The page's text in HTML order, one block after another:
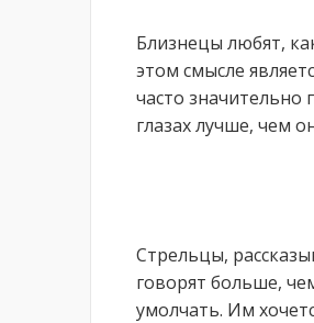
Близнецы любят,
этом смысле
часто
глазах лучше, чем
Стрельцы,
говорят больше,
умолчать. Им